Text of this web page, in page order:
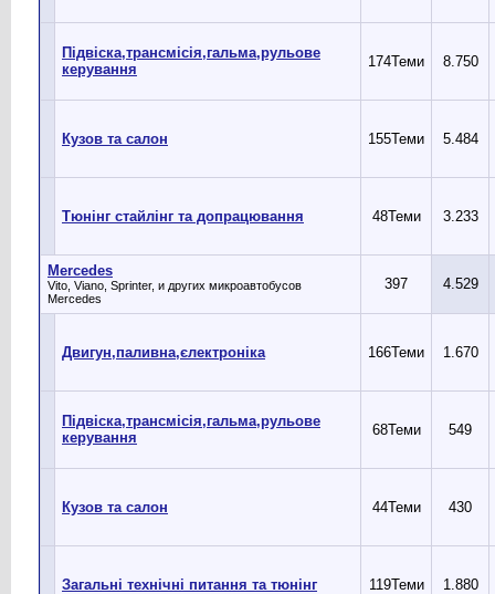
Підвіска,трансмісія,гальма,рульове
керування
174Теми 8.750
Кузов та салон 155Теми 5.484
Тюнінг стайлінг та допрацювання 48Теми 3.233
Mercedes
Vito, Viano, Sprinter, и других микроавтобусов
Mercedes
397 4.529
Двигун,паливна,єлектроніка 166Теми 1.670
Підвіска,трансмісія,гальма,рульове
керування
68Теми 549
Кузов та салон 44Теми 430
Загальні технічні питання та тюнінг 119Теми 1.880